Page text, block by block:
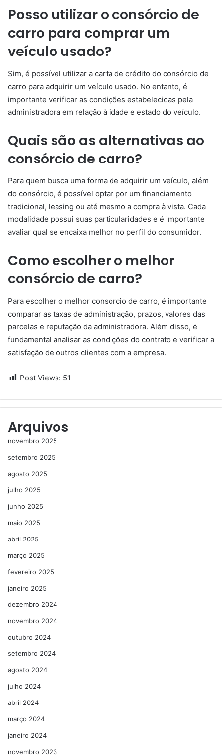
Posso utilizar o consórcio de
carro para comprar um
veículo usado?
Sim, é possível utilizar a carta de crédito do consórcio de
carro para adquirir um veículo usado. No entanto, é
importante verificar as condições estabelecidas pela
administradora em relação à idade e estado do veículo.
Quais são as alternativas ao
consórcio de carro?
Para quem busca uma forma de adquirir um veículo, além
do consórcio, é possível optar por um financiamento
tradicional, leasing ou até mesmo a compra à vista. Cada
modalidade possui suas particularidades e é importante
avaliar qual se encaixa melhor no perfil do consumidor.
Como escolher o melhor
consórcio de carro?
Para escolher o melhor consórcio de carro, é importante
comparar as taxas de administração, prazos, valores das
parcelas e reputação da administradora. Além disso, é
fundamental analisar as condições do contrato e verificar a
satisfação de outros clientes com a empresa.
Post Views: 51
Arquivos
novembro 2025
setembro 2025
agosto 2025
julho 2025
junho 2025
maio 2025
abril 2025
março 2025
fevereiro 2025
janeiro 2025
dezembro 2024
novembro 2024
outubro 2024
setembro 2024
agosto 2024
julho 2024
abril 2024
março 2024
janeiro 2024
novembro 2023